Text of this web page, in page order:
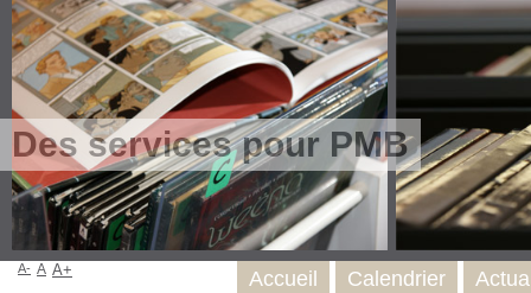
Des services pour PMB
Accueil Calendrier
A- A A+